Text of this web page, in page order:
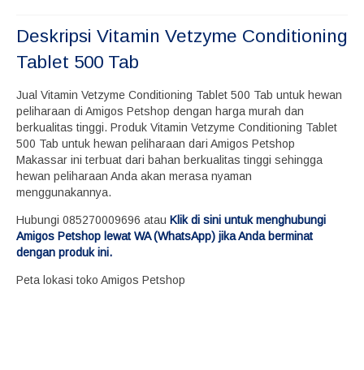
Deskripsi Vitamin Vetzyme Conditioning
Tablet 500 Tab
Jual Vitamin Vetzyme Conditioning Tablet 500 Tab untuk hewan
peliharaan di Amigos Petshop dengan harga murah dan
berkualitas tinggi. Produk Vitamin Vetzyme Conditioning Tablet
500 Tab untuk hewan peliharaan dari Amigos Petshop
Makassar ini terbuat dari bahan berkualitas tinggi sehingga
hewan peliharaan Anda akan merasa nyaman
menggunakannya.
Hubungi 085270009696 atau Klik di sini untuk menghubungi
Amigos Petshop lewat WA (WhatsApp) jika Anda berminat
dengan produk ini.
Peta lokasi toko Amigos Petshop